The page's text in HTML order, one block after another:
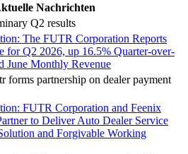
Nachrichten
Q2 results
The FUTR Corporation Reports
for Q2 2026, up 16.5% Quarter-over-
June Monthly Revenue
forms partnership on dealer payment
FUTR Corporation and Feenix
to Deliver Auto Dealer Service
and Forgivable Working